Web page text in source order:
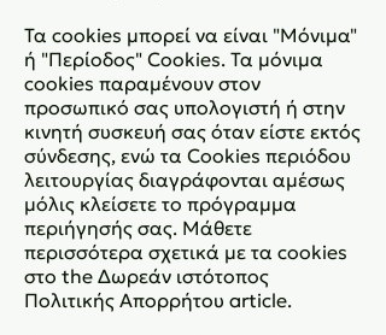
Τα cookies μπορεί να είναι "Μόνιμα"
ή "Περίοδος" Cookies. Τα μόνιμα
cookies παραμένουν στον
προσωπικό σας υπολογιστή ή στην
κινητή συσκευή σας όταν είστε εκτός
σύνδεσης, ενώ τα Cookies περιόδου
λειτουργίας διαγράφονται αμέσως
μόλις κλείσετε το πρόγραμμα
περιήγησής σας. Μάθετε
περισσότερα σχετικά με τα cookies
στο the Δωρεάν ιστότοπος
Πολιτικής Απορρήτου article.